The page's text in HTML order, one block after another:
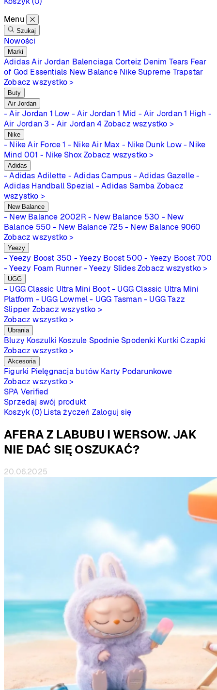
Menu
Szukaj
Nowości
Marki
Adidas Air Jordan Balenciaga Corteiz Denim Tears Fear
of God Essentials New Balance Nike Supreme Trapstar
Zobacz wszystko >
Buty
Air Jordan
- Air Jordan 1 Low - Air Jordan 1 Mid - Air Jordan 1 High -
Air Jordan 3 - Air Jordan 4 Zobacz wszystko >
Nike
- Nike Air Force 1 - Nike Air Max - Nike Dunk Low - Nike
Mind 001 - Nike Shox Zobacz wszystko >
Adidas
- Adidas Adilette - Adidas Campus - Adidas Gazelle -
Adidas Handball Spezial - Adidas Samba Zobacz
wszystko >
New Balance
- New Balance 2002R - New Balance 530 - New
Balance 550 - New Balance 725 - New Balance 9060
Zobacz wszystko >
Yeezy
- Yeezy Boost 350 - Yeezy Boost 500 - Yeezy Boost 700
- Yeezy Foam Runner - Yeezy Slides Zobacz wszystko >
UGG
- UGG Classic Ultra Mini Boot - UGG Classic Ultra Mini
Platform - UGG Lowmel - UGG Tasman - UGG Tazz
Slipper Zobacz wszystko >
Zobacz wszystko >
Ubrania
Bluzy Koszulki Koszule Spodnie Spodenki Kurtki Czapki
Zobacz wszystko >
Akcesoria
Figurki Pielęgnacja butów Karty Podarunkowe
Zobacz wszystko >
SPA Verified
Sprzedaj swój produkt
Koszyk (0) Lista życzeń Zaloguj się
AFERA Z LABUBU I WERSOW. JAK
NIE DAĆ SIĘ OSZUKAĆ?
20.06.2025